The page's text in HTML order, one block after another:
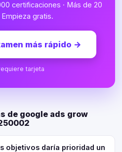
certificaciones · Más de 20
Empieza gratis.
más rápido →
tarjeta
de google ads grow
objetivos daría prioridad un